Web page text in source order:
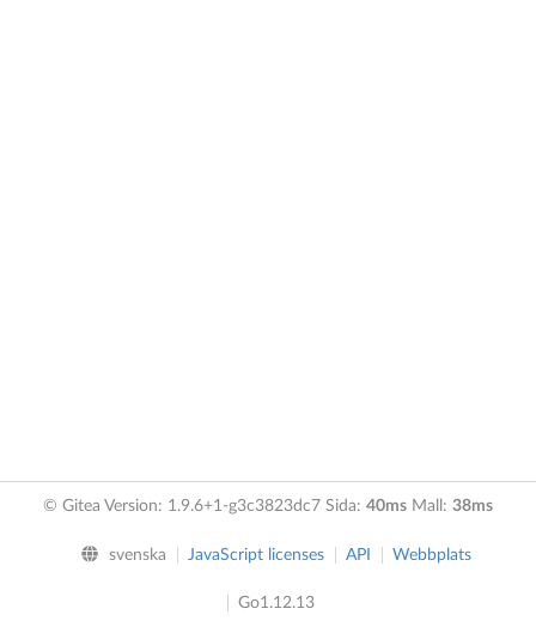
© Gitea Version: 1.9.6+1-g3c3823dc7 Sida: 40ms Mall: 38ms
svenska JavaScript licenses API Webbplats
Go1.12.13